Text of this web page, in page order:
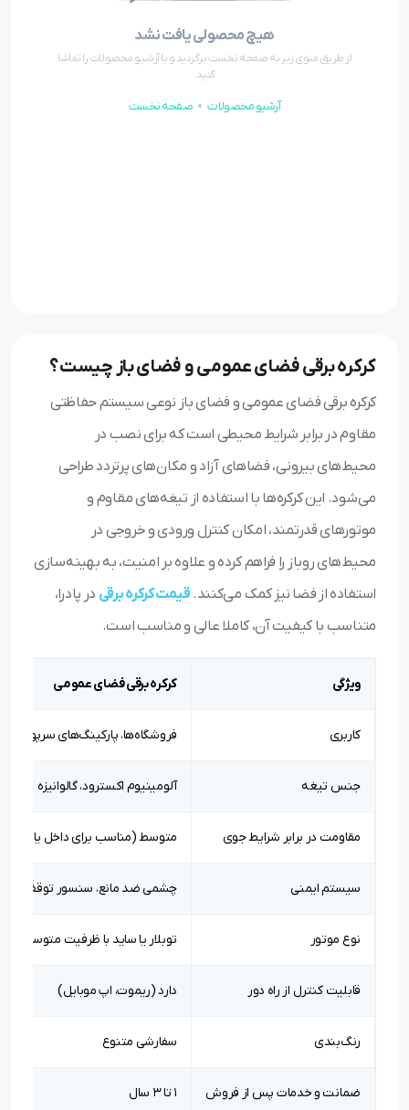
هیچ محصولی یافت نشد
از طریق منوی زیر به صفحه نخست برگردید و یا آرشیو محصولات را تماشا
کنید.
آرشیو محصولات صفحه نخست
کرکره برقی فضای عمومی و فضای باز چیست؟
کرکره برقی فضای عمومی و فضای باز نوعی سیستم حفاظتی
مقاوم در برابر شرایط محیطی است که برای نصب در
محیط‌های بیرونی، فضاهای آزاد و مکان‌های پرتردد طراحی
می‌شود. این کرکره‌ها با استفاده از تیغه‌های مقاوم و
موتورهای قدرتمند، امکان کنترل ورودی‌ و خروجی در
محیط‌های روباز را فراهم کرده و علاوه بر امنیت، به بهینه‌سازی
استفاده از فضا نیز کمک می‌کنند. قیمت کرکره برقی در پادرا،
متناسب با کیفیت آن، کاملا عالی و مناسب است.
ویژگی کرکره برقی فضای عمومی
کاربری فروشگاه‌ها، پارکینگ‌های
جنس تیغه آلومینیوم اکسترود، گالوانیزه
مقاومت در برابر شرایط جوی متوسط (مناسب برای داخل یا
سیستم ایمنی چشمی ضد مانع، سنسور توقف،
نوع موتور توبلار یا ساید با ظرفیت متوسط
قابلیت کنترل از راه دور دارد (ریموت، اپ موبایل)
رنگ‌بندی سفارشی متنوع
ضمانت و خدمات پس از فروش ۱ تا ۳ سال